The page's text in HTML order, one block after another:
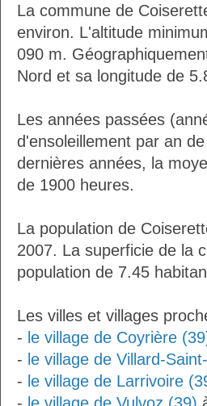
La commune de
environ. L'altitude
090 m.
Nord et sa longitude de
Les années passées
d'ensoleillement par an
dernières années, la
de 1900 heures.
La population de
2007. La superficie de la
population de 7.45
Les villes et villages
- le village de Coyrière
- le village de Villard-
- le village de Larrivoire